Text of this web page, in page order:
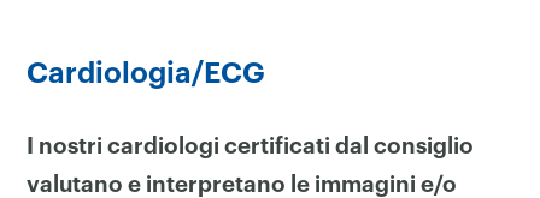
Cardiologia/ECG
I nostri cardiologi certificati dal consiglio
valutano e interpretano le immagini e/o